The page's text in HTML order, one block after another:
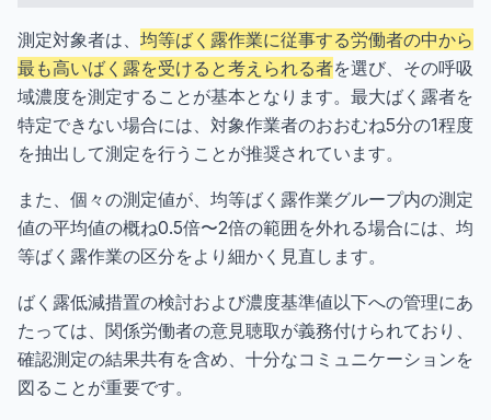
測定対象者は、 均等ばく露作業に従事する労働者の中から
最も高いばく露を受けると考えられる者を選び、その呼吸
域濃度を測定することが基本となります。最大ばく露者を
特定できない場合には、対象作業者のおおむね5分の1程度
を抽出して測定を行うことが推奨されています。
また、個々の測定値が、均等ばく露作業グループ内の測定
値の平均値の概ね0.5倍〜2倍の範囲を外れる場合には、均
等ばく露作業の区分をより細かく見直します。
ばく露低減措置の検討および濃度基準値以下への管理にあ
たっては、関係労働者の意見聴取が義務付けられており、
確認測定の結果共有を含め、十分なコミュニケーションを
図ることが重要です。